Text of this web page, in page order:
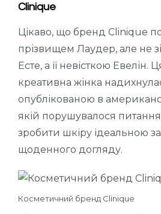
Clinique
Цікаво, що бренд Clinique
прізвищем Лаудер, але не
Есте, а її невісткою Евелін.
креативна жінка
опублікованою в
якій порушувалося
зробити шкіру ідеальною
щоденного догляду.
Косметичний бренд Clinique